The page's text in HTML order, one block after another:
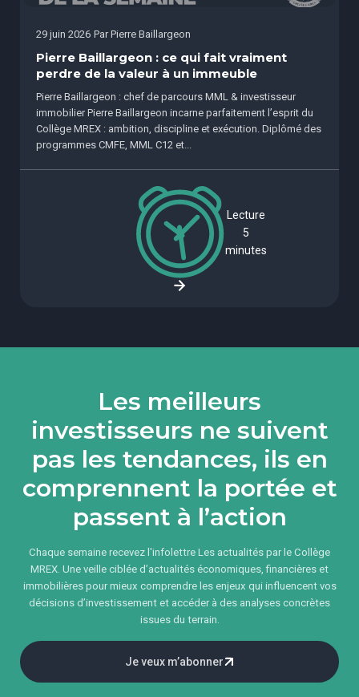
29 juin 2026 Par Pierre Baillargeon
Pierre Baillargeon : ce qui fait vraiment
perdre de la valeur à un immeuble
Pierre Baillargeon : chef de parcours MML & investisseur
immobilier Pierre Baillargeon incarne parfaitement l’esprit du
Collège MREX : ambition, discipline et exécution. Diplômé des
programmes CMFE, MML C12 et...
Lecture
5
minutes
Les meilleurs
investisseurs ne suivent
pas les tendances, ils en
comprennent la portée et
passent à l’action
Chaque semaine recevez l'infolettre Les actualités par le Collège
MREX. Une veille ciblée d’actualités économiques, financières et
immobilières pour mieux comprendre les enjeux qui influencent vos
décisions d’investissement et accéder à des analyses concrètes
issues du terrain.
Je veux m’abonner